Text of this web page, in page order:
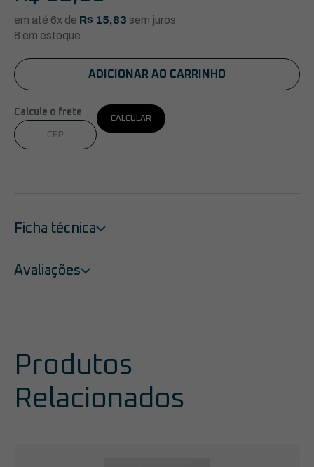
em até 6x de R$ 15,83 sem juros
8 em estoque
ADICIONAR AO CARRINHO
Calcule o frete
CALCULAR
Ficha técnica
Avaliações
Produtos
Relacionados